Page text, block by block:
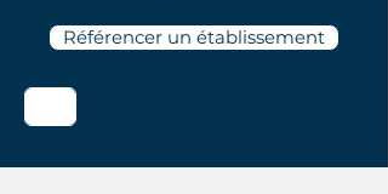
Référencer un établissement